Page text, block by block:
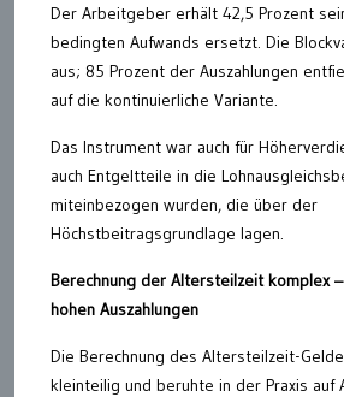
Der Arbeitgeber erhält 42,5 Prozent
bedingten Aufwands ersetzt. Die
aus; 85 Prozent der Auszahlungen
auf die kontinuierliche Variante.
Das Instrument war auch für
auch Entgeltteile in die
miteinbezogen wurden, die über der
Höchstbeitragsgrundlage lagen.
Berechnung der Altersteilzeit komplex
hohen Auszahlungen
Die Berechnung des Altersteilzeit-
kleinteilig und beruhte in der Praxis auf